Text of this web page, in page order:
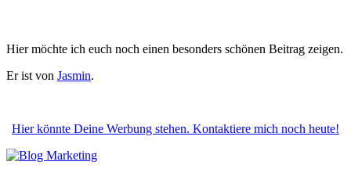
Hier möchte ich euch noch einen besonders schönen Beitrag zeigen.
Er ist von Jasmin.
Hier könnte Deine Werbung stehen. Kontaktiere mich noch heute!